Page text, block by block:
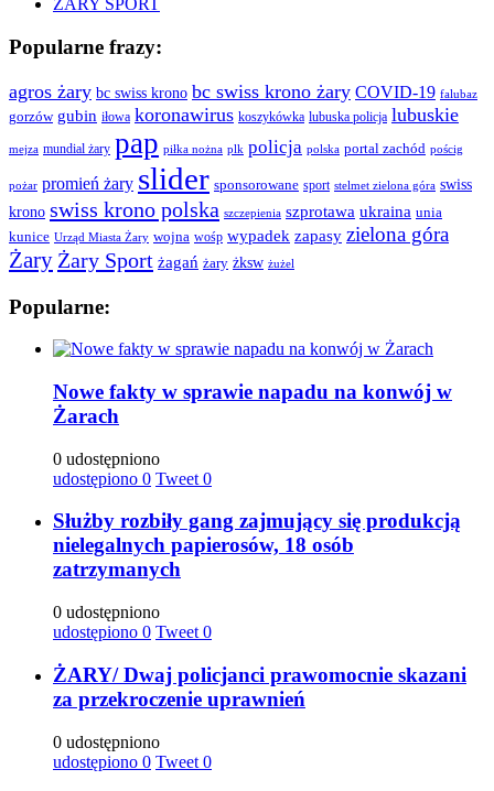
ŻARY SPORT
Popularne frazy:
agros żary bc swiss krono bc swiss krono żary COVID-19 falubaz
gorzów gubin iłowa koronawirus koszykówka lubuska policja lubuskie
mejza mundial żary pap piłka nożna plk policja polska portal zachód pościg
pożar promień żary slider sponsorowane sport stelmet zielona góra swiss
krono swiss krono polska szczepienia szprotawa ukraina unia
kunice Urząd Miasta Żary wojna wośp wypadek zapasy zielona góra
Żary Żary Sport żagań żary żksw żużel
Popularne:
Nowe fakty w sprawie napadu na konwój w
Żarach
0 udostępniono
udostępiono 0 Tweet 0
Służby rozbiły gang zajmujący się produkcją
nielegalnych papierosów, 18 osób
zatrzymanych
0 udostępniono
udostępiono 0 Tweet 0
ŻARY/ Dwaj policjanci prawomocnie skazani
za przekroczenie uprawnień
0 udostępniono
udostępiono 0 Tweet 0